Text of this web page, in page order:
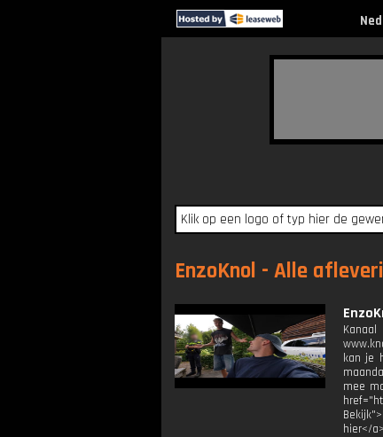
EnzoKnol - Alle
kan je
mee
hier</